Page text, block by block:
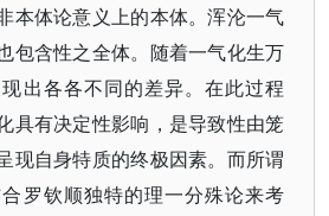
本体论意义上的本体。浑沦一气
包含性之全体。随着一气化生万
出各各不同的差异。在此过程
具有决定性影响，是导致性由笼
现自身特质的终极因素。而所谓
罗钦顺独特的理一分殊论来考